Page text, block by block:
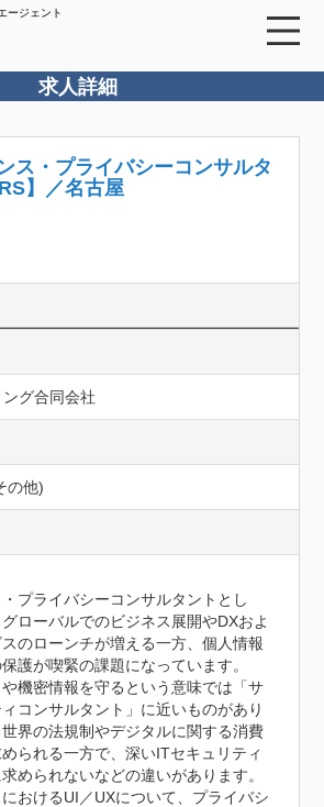
ージェント
求人詳細
ス・プライバシーコンサルタ
】／名古屋
グ合同会社
の他)
プライバシーコンサルタントとし
ローバルでのビジネス展開やDXおよ
のローンチが増える一方、個人情報
護が喫緊の課題になっています。
機密情報を守るという意味では「サ
コンサルタント」に近いものがあり
界の法規制やデジタルに関する消費
られる一方で、深いITセキュリティ
められないなどの違いがあります。
おけるUI／UXについて、プライバシ